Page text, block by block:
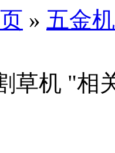
» 五金
草机 "相